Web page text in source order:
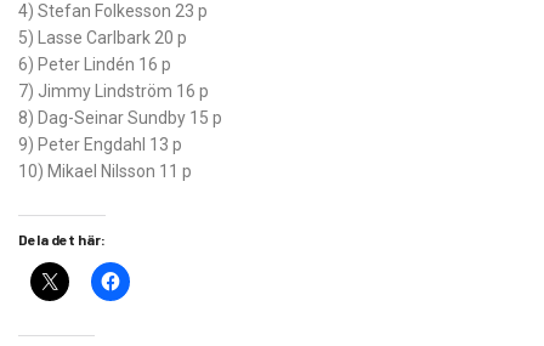
4) Stefan Folkesson 23 p
5) Lasse Carlbark 20 p
6) Peter Lindén 16 p
7) Jimmy Lindström 16 p
8) Dag-Seinar Sundby 15 p
9) Peter Engdahl 13 p
10) Mikael Nilsson 11 p
Dela det här: